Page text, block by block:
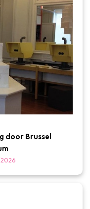
door Brussel
2026